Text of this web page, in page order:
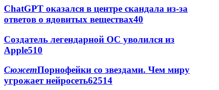
ChatGPT оказался в центре скандала из-за
ответов о ядовитых веществах40
Создатель легендарной ОС уволился из
Apple510
СюжетПорнофейки со звездами. Чем миру
угрожает нейросеть62514